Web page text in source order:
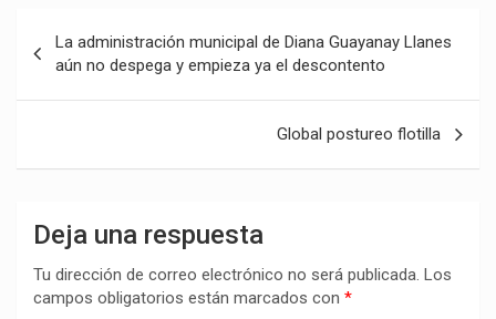
de
entradas
La administración municipal de Diana Guayanay Llanes
aún no despega y empieza ya el descontento
Global postureo flotilla
Deja una respuesta
Tu dirección de correo electrónico no será publicada. Los
campos obligatorios están marcados con *